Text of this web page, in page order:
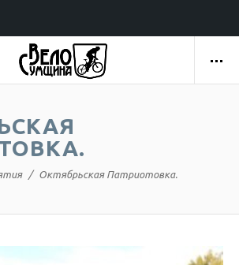
Октябрьская Патриотовка.